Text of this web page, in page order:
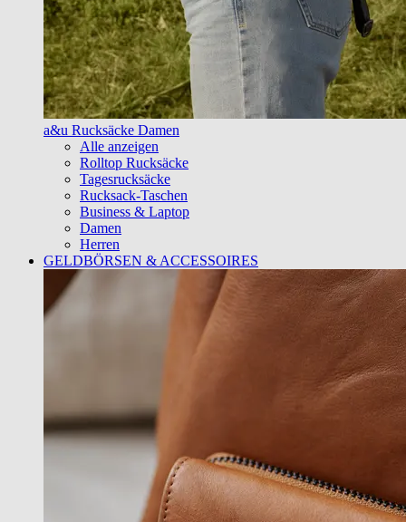
a&u Rucksäcke Damen
Alle anzeigen
Rolltop Rucksäcke
Tagesrucksäcke
Rucksack-Taschen
Business & Laptop
Damen
Herren
GELDBÖRSEN & ACCESSOIRES